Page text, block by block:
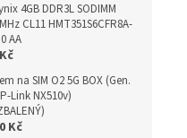
4GB DDR3L SODIMM
CL11 HMT351S6CFR8A-
AA
na SIM O2 5G BOX (Gen.
Link NX510v)
Kč